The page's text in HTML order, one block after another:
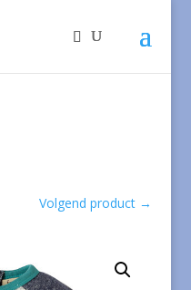
Volgend product →